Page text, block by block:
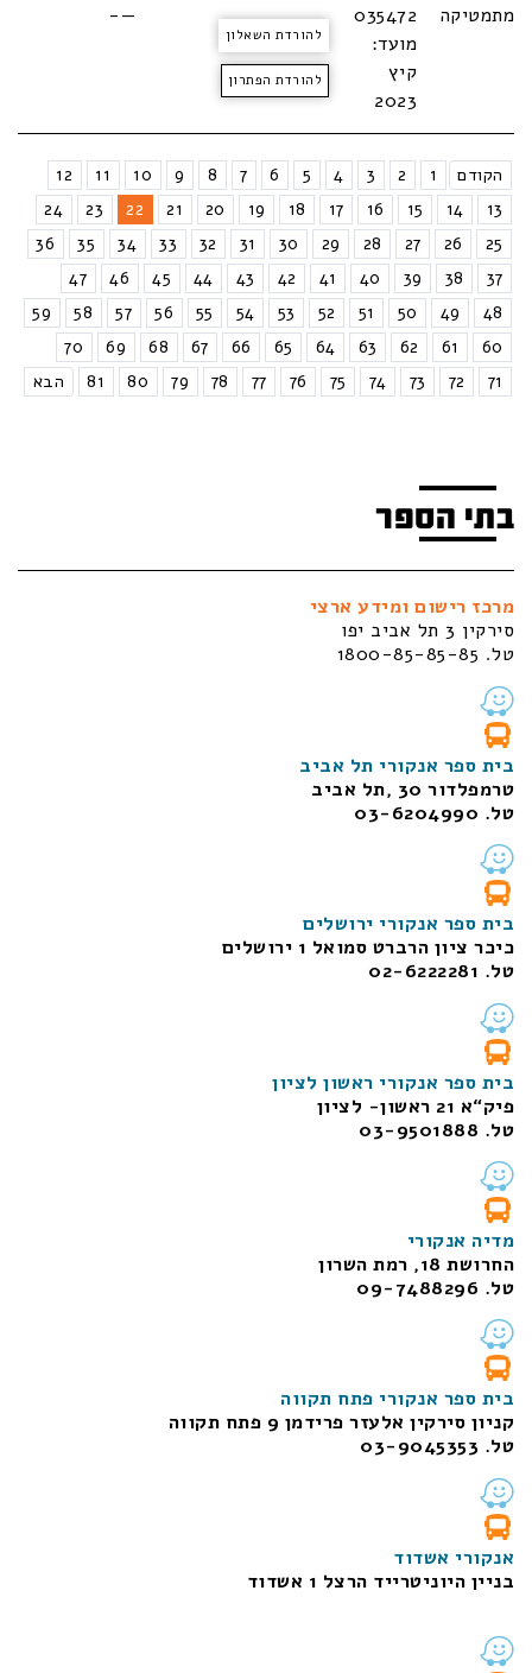
מתמטיקה
035472
מועד:
קיץ
2023
להורדת השאלון
להורדת הפתרון
—-
הקודם 1
2
3
4
5
6
7
8
9
10
11
12
13
14
15
16
17
18
19
20
21
22
23
24
25
26
27
28
29
30
31
32
33
34
35
36
37
38
39
40
41
42
43
44
45
46
47
48
49
50
51
52
53
54
55
56
57
58
59
60
61
62
63
64
65
66
67
68
69
70
71
72
73
74
75
76
77
78
79
80
81 הבא
בתי הספר
מרכז רישום ומידע ארצי
סירקין 3 תל אביב יפו
טל. 1800-85-85-85
בית ספר אנקורי תל אביב
טרמפלדור 30 ,תל אביב
טל. 03-6204990
בית ספר אנקורי ירושלים
כיכר ציון הרברט סמואל 1
ירושלים
טל. 02-6222281
בית ספר אנקורי ראשון לציון
פיק“א 21 ראשון- לציון
טל. 03-9501888
מדיה אנקורי
החרושת 18, רמת השרון
טל. 09-7488296
בית ספר אנקורי פתח תקווה
קניון סירקין אלעזר פרידמן 9 פתח תקווה
טל. 03-9045353
אנקורי אשדוד
בניין היוניטרייד הרצל 1 אשדוד